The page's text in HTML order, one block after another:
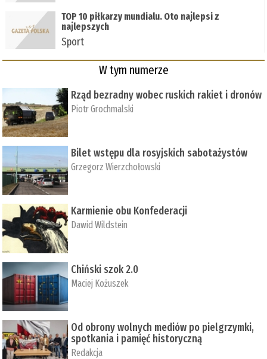
TOP 10 piłkarzy mundialu. Oto najlepsi z
najlepszych
Sport
W tym numerze
Rząd bezradny wobec ruskich rakiet i dronów
Piotr Grochmalski
Bilet wstępu dla rosyjskich sabotażystów
Grzegorz Wierzchołowski
Karmienie obu Konfederacji
Dawid Wildstein
Chiński szok 2.0
Maciej Kożuszek
Od obrony wolnych mediów po pielgrzymki,
spotkania i pamięć historyczną
Redakcja